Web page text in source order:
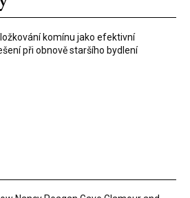
komínu jako efektivní
při obnově staršího bydlení